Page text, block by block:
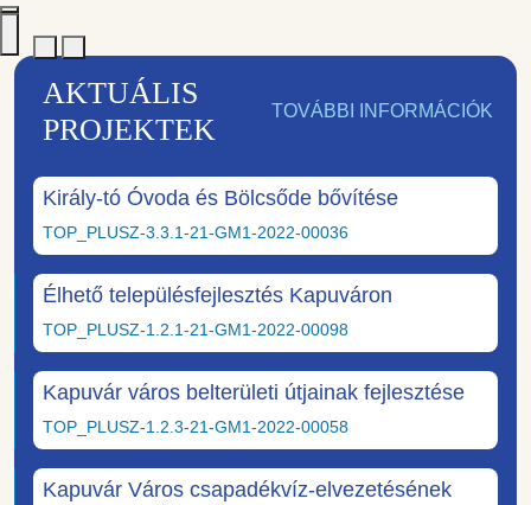
AKTUÁLIS
PROJEKTEK
TOVÁBBI INFORMÁCIÓK
Király-tó Óvoda és Bölcsőde bővítése
TOP_PLUSZ-3.3.1-21-GM1-2022-00036
Élhető településfejlesztés Kapuváron
TOP_PLUSZ-1.2.1-21-GM1-2022-00098
Kapuvár város belterületi útjainak fejlesztése
TOP_PLUSZ-1.2.3-21-GM1-2022-00058
Kapuvár Város csapadékvíz-elvezetésének